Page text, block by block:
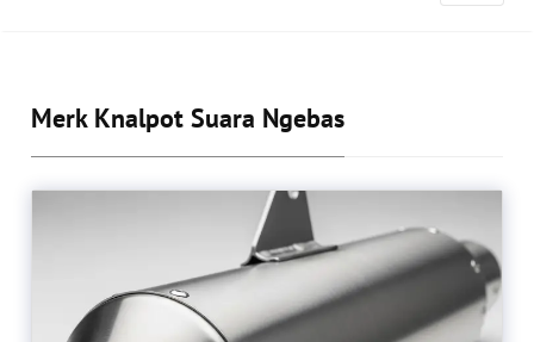
Merk Knalpot Suara Ngebas